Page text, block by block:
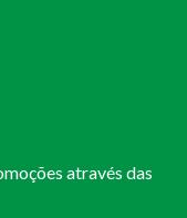
através das